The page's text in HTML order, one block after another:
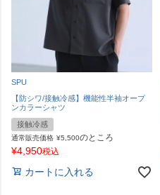
SPU
【防シワ/接触冷感】機能性半袖オープ
ンカラーシャツ
接触冷感
通常販売価格 ¥5,500のところ
¥4,950税込
カートに入れる